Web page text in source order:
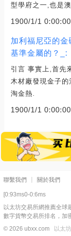
型學府之一,也是
1900/1/1 0:00:00
加利福尼亞的
基準金屬的？_:
引言 事實上,首先
木材廠發現金子
淘金熱.
1900/1/1 0:00:00
聯繫我們 關於我們
[0:93ms0-0:6ms
以太坊交易所網推薦全球
數字貨幣交易所排名，加
© 2026 ubxx.com 以太